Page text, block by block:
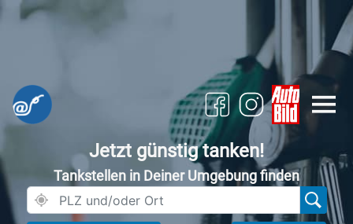
Jetzt günstig tanken!
Tankstellen in Deiner Umgebung finden